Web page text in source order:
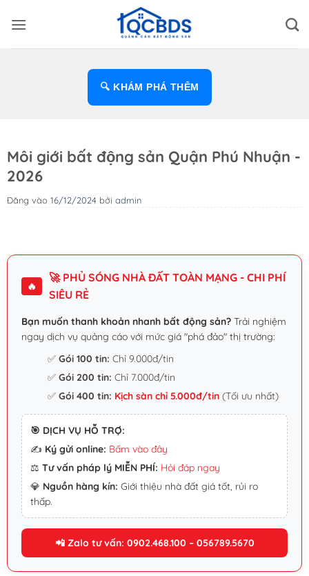
qua
🔍 KHÁM PHÁ THÊM
Môi giới bất động sản Quận Phú Nhuận -
2026
Đăng vào 16/12/2024 bởi admin
🔥
🚀 PHỦ SÓNG NHÀ ĐẤT TOÀN MẠNG - CHI PHÍ
SIÊU RẺ
Bạn muốn thanh khoản nhanh bất động sản? Trải nghiệm
ngay dịch vụ quảng cáo với mức giá "phá đảo" thị trường:
✅Gói 100 tin: Chỉ 9.000đ/tin
✅Gói 200 tin: Chỉ 7.000đ/tin
✅Gói 400 tin: Kịch sàn chỉ 5.000đ/tin (Tối ưu nhất)
🎯 DỊCH VỤ HỖ TRỢ:
✍️ Ký gửi online: Bấm vào đây
⚖️ Tư vấn pháp lý MIỄN PHÍ: Hỏi đáp ngay
💎 Nguồn hàng kín: Giới thiệu nhà đất giá tốt, rủi ro
thấp.
📲 Zalo tư vấn: 0902.468.100 – 056789.5670